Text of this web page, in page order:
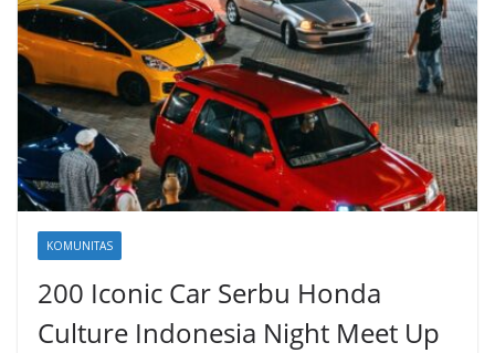
KOMUNITAS
200 Iconic Car Serbu Honda
Culture Indonesia Night Meet Up